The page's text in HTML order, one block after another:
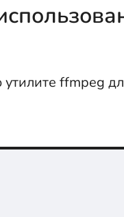
ffmpeg